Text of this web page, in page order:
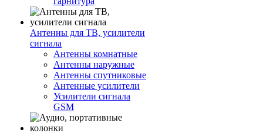
Антенны для ТВ, усилители
сигнала
Антенны комнатные
Антенны наружные
Антенны спутниковые
Антенные усилители
Усилители сигнала
GSM